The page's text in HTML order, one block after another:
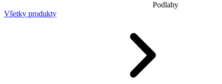
Podlahy
Všetky produkty